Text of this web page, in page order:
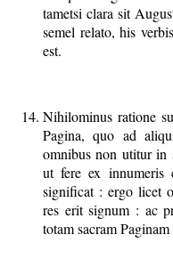
tametsi clara sit
semel relato, his
est.
Nihilominus ratione
Pagina, quo ad
omnibus non utitur in
ut fere ex innumeris
significat : ergo licet
res erit signum : ac
totam sacram